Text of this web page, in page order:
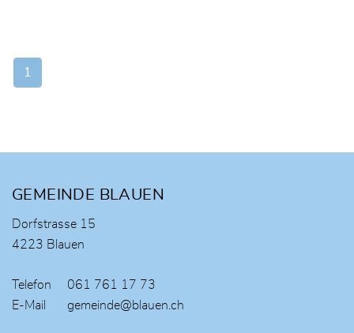
1
Fusszeile
GEMEINDE BLAUEN
Dorfstrasse 15
4223 Blauen
Telefon
061 761 17 73
E-Mail
gemeinde@blauen.ch